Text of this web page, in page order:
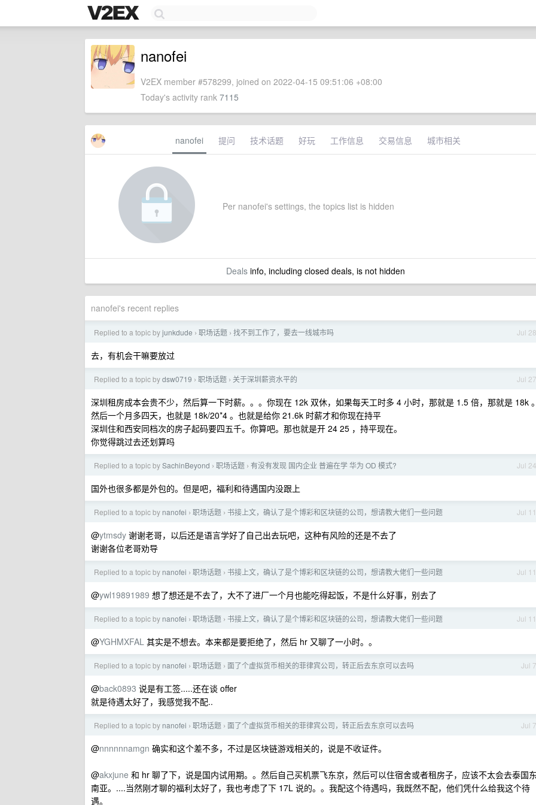
nanofei
V2EX member #578299, joined on 2022-04-15 09:51:06 +08:00
Today's activity rank 7115
nanofei 提问 技术话题 好玩 工作信息 交易信息 城市相关
Per nanofei's settings, the topics list is hidden
Dealsinfo, including closed deals, is not hidden
nanofei's recent replies
Jul 28
Replied to a topic byjunkdude › 职场话题 › 找不到工作了，要去一线城市吗
去，有机会干嘛要放过
Jul 27
Replied to a topic bydsw0719 › 职场话题 › 关于深圳薪资水平的
深圳租房成本会贵不少，然后算一下时薪。。。你现在 12k 双休，如果每天工时多 4 小时，那就是 1.5 倍，那就是 18k 。
然后一个月多四天，也就是 18k/20*4 。也就是给你 21.6k 时薪才和你现在持平
深圳住和西安同档次的房子起码要四五千。你算吧。那也就是开 24 25 ，持平现在。
你觉得跳过去还划算吗
Jul 24
Replied to a topic bySachinBeyond › 职场话题 › 有没有发现 国内企业 普遍在学 华为 OD 模式?
国外也很多都是外包的。但是吧，福利和待遇国内没跟上
Jul 11
Replied to a topic by nanofei › 职场话题 › 书接上文，确认了是个博彩和区块链的公司，想请教大佬们一些问题
@ytmsdy 谢谢老哥，以后还是语言学好了自己出去玩吧，这种有风险的还是不去了
谢谢各位老哥劝导
Jul 11
Replied to a topic by nanofei › 职场话题 › 书接上文，确认了是个博彩和区块链的公司，想请教大佬们一些问题
@ywl19891989 想了想还是不去了，大不了进厂一个月也能吃得起饭，不是什么好事，别去了
Jul 11
Replied to a topic by nanofei › 职场话题 › 书接上文，确认了是个博彩和区块链的公司，想请教大佬们一些问题
@YGHMXFAL 其实是不想去。本来都是要拒绝了，然后 hr 又聊了一小时。。
Jul 7
Replied to a topic by nanofei › 职场话题 › 面了个虚拟货币相关的菲律宾公司，转正后去东京可以去吗
@back0893 说是有工签.....还在谈 offer
就是待遇太好了，我感觉我不配..
Jul 7
Replied to a topic by nanofei › 职场话题 › 面了个虚拟货币相关的菲律宾公司，转正后去东京可以去吗
@nnnnnnamgn 确实和这个差不多，不过是区块链游戏相关的，说是不收证件。
@akxjune 和 hr 聊了下，说是国内试用期。。然后自己买机票飞东京，然后可以住宿舍或者租房子，应该不太会去泰国东
南亚。....当然刚才聊的福利太好了，我也考虑了下 17L 说的。。我配这个待遇吗，我既然不配，他们凭什么给我这个待
遇。